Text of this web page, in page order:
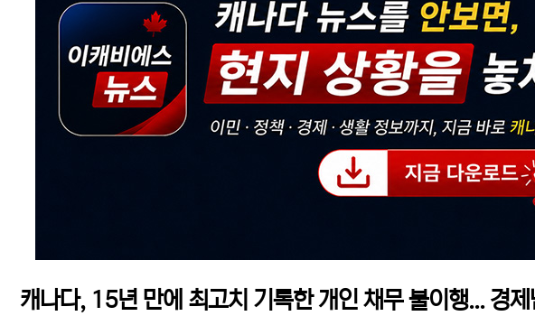
캐나다, 15년 만에 최고치 기록한 개인 채무 불이행... 경